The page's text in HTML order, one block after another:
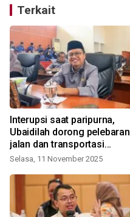
Terkait
Interupsi saat paripurna,
Ubaidilah dorong pelebaran
jalan dan transportasi
massal
Selasa, 11 November 2025